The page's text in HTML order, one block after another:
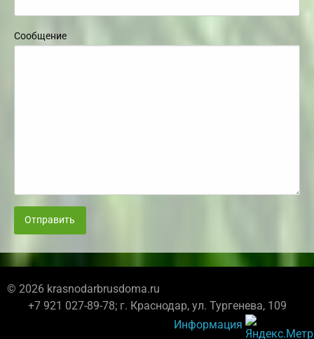
Сообщение
Отправить
© 2026 krasnodarbrusdoma.ru
+7 921 027-89-78; г. Краснодар, ул. Тургенева, 109
Информация